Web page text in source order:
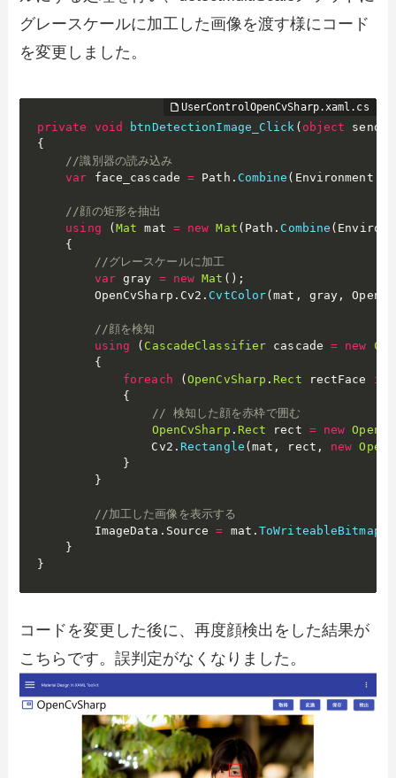
グレースケールに加工した画像を渡す様にコード
を変更しました。
private void btnDetectionImage_Click ( object sender
{
//識別器の読み込み
var face_cascade = Path . Combine ( Environment
//顔の矩形を抽出
using
(Mat mat = new Mat ( Path . Combine (
{
//グレースケールに加工
var gray = new Mat ( ) ;
        OpenCvSharp
. Cv2 . CvtColor(mat , gray ,
//顔を検知
using
( CascadeClassifier cascade = new
{
foreach
(OpenCvSharp . Rect rectFace in
{
// 検知した顔を赤枠で囲む
OpenCvSharp . Rect rect = new
                Cv2
. Rectangle ( mat , rect , new
}
}
//加工した画像を表示する
        ImageData
. Source = mat .ToWriteableBitmap
}
}
コードを変更した後に、再度顔検出をした結果が
こちらです。誤判定がなくなりました。